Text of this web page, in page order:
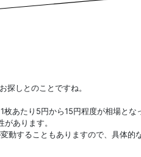
探しとのことですね。
あたり5円から15円程度が相場とな
あります。
動することもありますので、具体的